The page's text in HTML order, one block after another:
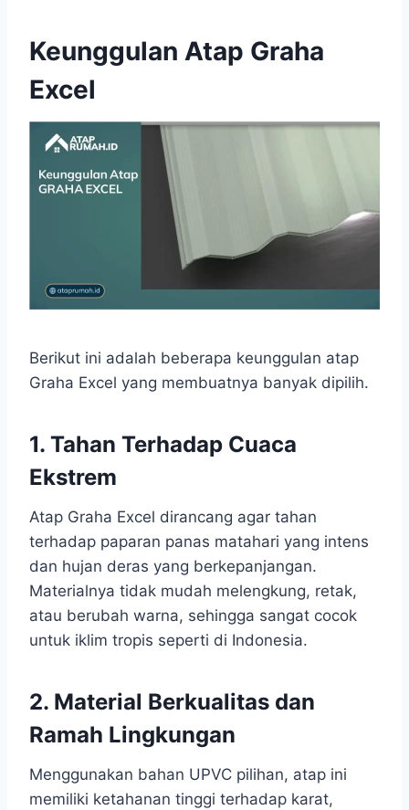
Keunggulan Atap Graha
Excel
Berikut ini adalah beberapa keunggulan atap
Graha Excel yang membuatnya banyak dipilih.
1. Tahan Terhadap Cuaca
Ekstrem
Atap Graha Excel dirancang agar tahan
terhadap paparan panas matahari yang intens
dan hujan deras yang berkepanjangan.
Materialnya tidak mudah melengkung, retak,
atau berubah warna, sehingga sangat cocok
untuk iklim tropis seperti di Indonesia.
2. Material Berkualitas dan
Ramah Lingkungan
Menggunakan bahan UPVC pilihan, atap ini
memiliki ketahanan tinggi terhadap karat,